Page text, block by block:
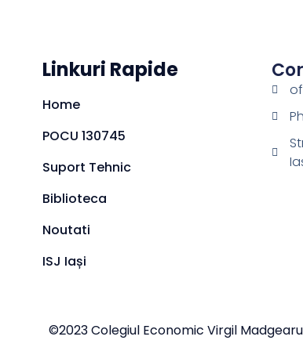
Linkuri Rapide
Home
POCU 130745
Suport Tehnic
Biblioteca
Noutati
ISJ Iași
©2023 Colegiul Economic Virgil